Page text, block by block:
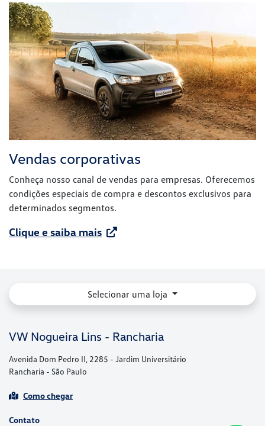
Vendas corporativas
Conheça nosso canal de vendas para empresas. Oferecemos
condições especiais de compra e descontos exclusivos para
determinados segmentos.
Clique e saiba mais
Selecionar uma loja
VW Nogueira Lins - Rancharia
Avenida Dom Pedro II, 2285 - Jardim Universitário
Rancharia - São Paulo
Como chegar
Contato